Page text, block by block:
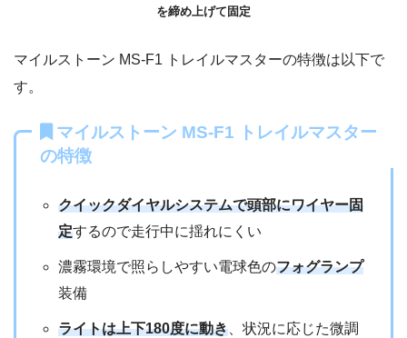
を締め上げて固定
マイルストーン MS‐F1 トレイルマスターの特徴は以下で
す。
マイルストーン MS‐F1 トレイルマスター
の特徴
クイックダイヤルシステムで頭部にワイヤー固
定するので走行中に揺れにくい
濃霧環境で照らしやすい電球色のフォグランプ
装備
ライトは上下180度に動き 、状況に応じた微調